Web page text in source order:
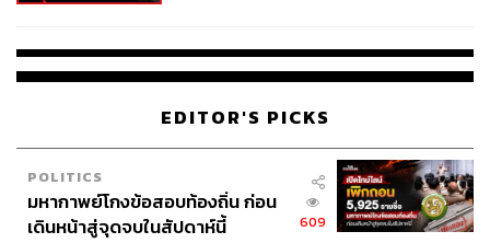
EDITOR'S PICKS
POLITICS
มหากาพย์โกงข้อสอบท้องถิ่น ก่อน
เดินหน้าสู่จุดจบในสัปดาห์นี้
609